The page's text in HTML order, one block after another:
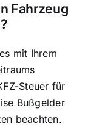
Fahrzeug
mit Ihrem
Steuer für
Bußgelder
beachten.